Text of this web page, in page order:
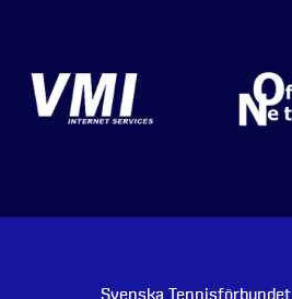
Svenska Tennisförbundet